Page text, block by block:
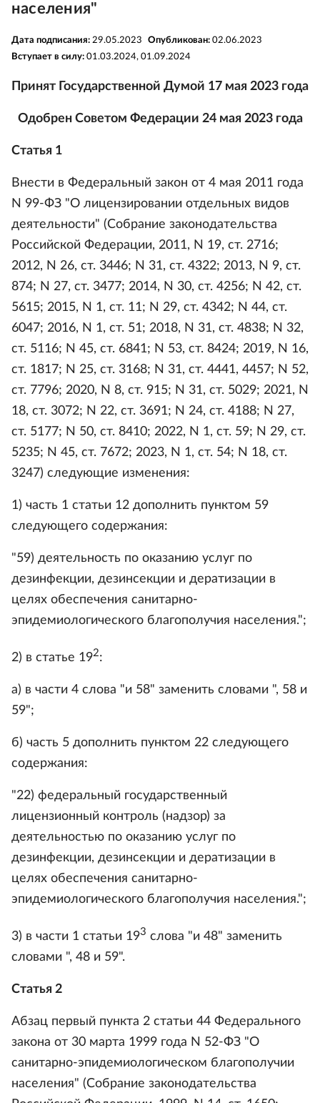
населения"
Дата подписания: 29.05.2023 Опубликован: 02.06.2023
Вступает в силу: 01.03.2024, 01.09.2024
Принят Государственной Думой 17 мая 2023 года
Одобрен Советом Федерации 24 мая 2023 года
Статья 1
Внести в Федеральный закон от 4 мая 2011 года
N 99-ФЗ "О лицензировании отдельных видов
деятельности" (Собрание законодательства
Российской Федерации, 2011, N 19, ст. 2716;
2012, N 26, ст. 3446; N 31, ст. 4322; 2013, N 9, ст.
874; N 27, ст. 3477; 2014, N 30, ст. 4256; N 42, ст.
5615; 2015, N 1, ст. 11; N 29, ст. 4342; N 44, ст.
6047; 2016, N 1, ст. 51; 2018, N 31, ст. 4838; N 32,
ст. 5116; N 45, ст. 6841; N 53, ст. 8424; 2019, N 16,
ст. 1817; N 25, ст. 3168; N 31, ст. 4441, 4457; N 52,
ст. 7796; 2020, N 8, ст. 915; N 31, ст. 5029; 2021, N
18, ст. 3072; N 22, ст. 3691; N 24, ст. 4188; N 27,
ст. 5177; N 50, ст. 8410; 2022, N 1, ст. 59; N 29, ст.
5235; N 45, ст. 7672; 2023, N 1, ст. 54; N 18, ст.
3247) следующие изменения:
1) часть 1 статьи 12 дополнить пунктом 59
следующего содержания:
"59) деятельность по оказанию услуг по
дезинфекции, дезинсекции и дератизации в
целях обеспечения санитарно-
эпидемиологического благополучия населения.";
2) в статье 192:
а) в части 4 слова "и 58" заменить словами ", 58 и
59";
б) часть 5 дополнить пунктом 22 следующего
содержания:
"22) федеральный государственный
лицензионный контроль (надзор) за
деятельностью по оказанию услуг по
дезинфекции, дезинсекции и дератизации в
целях обеспечения санитарно-
эпидемиологического благополучия населения.";
3) в части 1 статьи 193 слова "и 48" заменить
словами ", 48 и 59".
Статья 2
Абзац первый пункта 2 статьи 44 Федерального
закона от 30 марта 1999 года N 52-ФЗ "О
санитарно-эпидемиологическом благополучии
населения" (Собрание законодательства